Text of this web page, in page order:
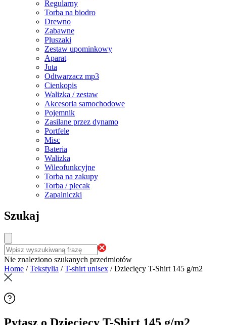
Regularny
Torba na biodro
Drewno
Zabawne
Pluszaki
Zestaw upominkowy
Aparat
Juta
Odtwarzacz mp3
Cienkopis
Walizka / zestaw
Akcesoria samochodowe
Pojemnik
Zasilane przez dynamo
Portfele
Misc
Bateria
Walizka
Wileofunkcyjne
Torba na zakupy
Torba / plecak
Zapalniczki
Szukaj
Nie znaleziono szukanych przedmiotów
Home /Tekstylia /T-shirt unisex /Dziecięcy T-Shirt 145 g/m2